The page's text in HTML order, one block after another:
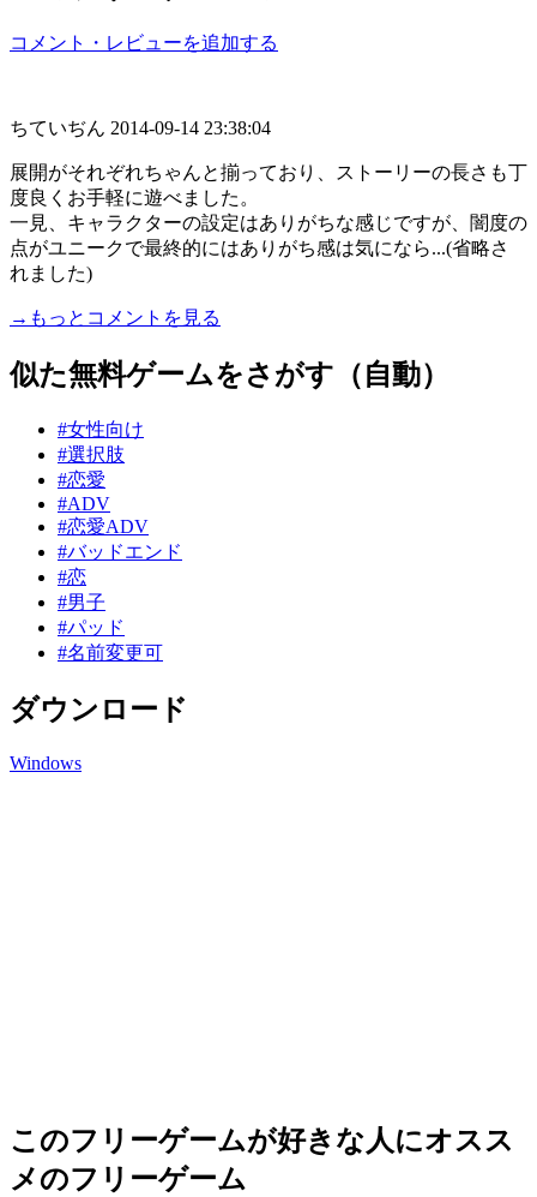
コメント・レビューを追加する
ちていぢん 2014-09-14 23:38:04
展開がそれぞれちゃんと揃っており、ストーリーの長さも丁
度良くお手軽に遊べました。
一見、キャラクターの設定はありがちな感じですが、闇度の
点がユニークで最終的にはありがち感は気になら...(省略さ
れました)
→もっとコメントを見る
似た無料ゲームをさがす（自動）
#女性向け
#選択肢
#恋愛
#ADV
#恋愛ADV
#バッドエンド
#恋
#男子
#パッド
#名前変更可
ダウンロード
Windows
このフリーゲームが好きな人にオスス
メのフリーゲーム